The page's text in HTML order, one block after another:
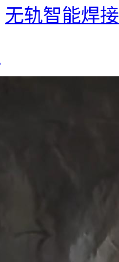
无轨智能焊